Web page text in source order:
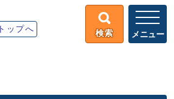
トップへ 検索 メニュー